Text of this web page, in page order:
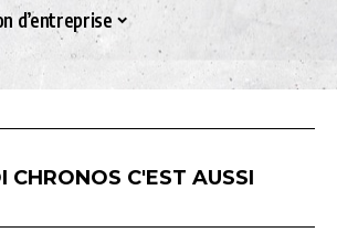
d’entreprise
CHRONOS C'EST AUSSI